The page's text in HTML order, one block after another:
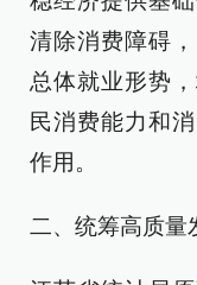
清除消费障碍
总体就业形势
民消费能力和
作用。
二、统筹高质量